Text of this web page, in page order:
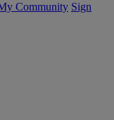
Community Sign